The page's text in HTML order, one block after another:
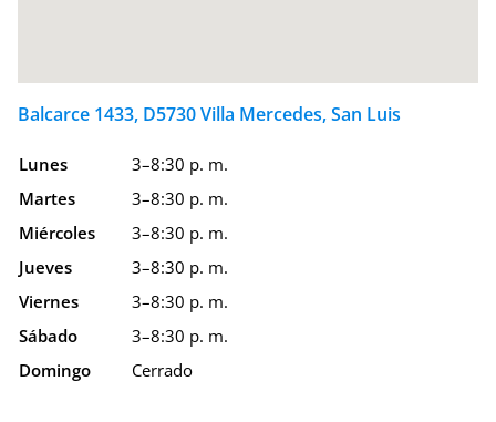
Balcarce 1433, D5730 Villa Mercedes, San Luis
Lunes
3–8:30 p. m.
Martes
3–8:30 p. m.
Miércoles
3–8:30 p. m.
Jueves
3–8:30 p. m.
Viernes
3–8:30 p. m.
Sábado
3–8:30 p. m.
Domingo
Cerrado